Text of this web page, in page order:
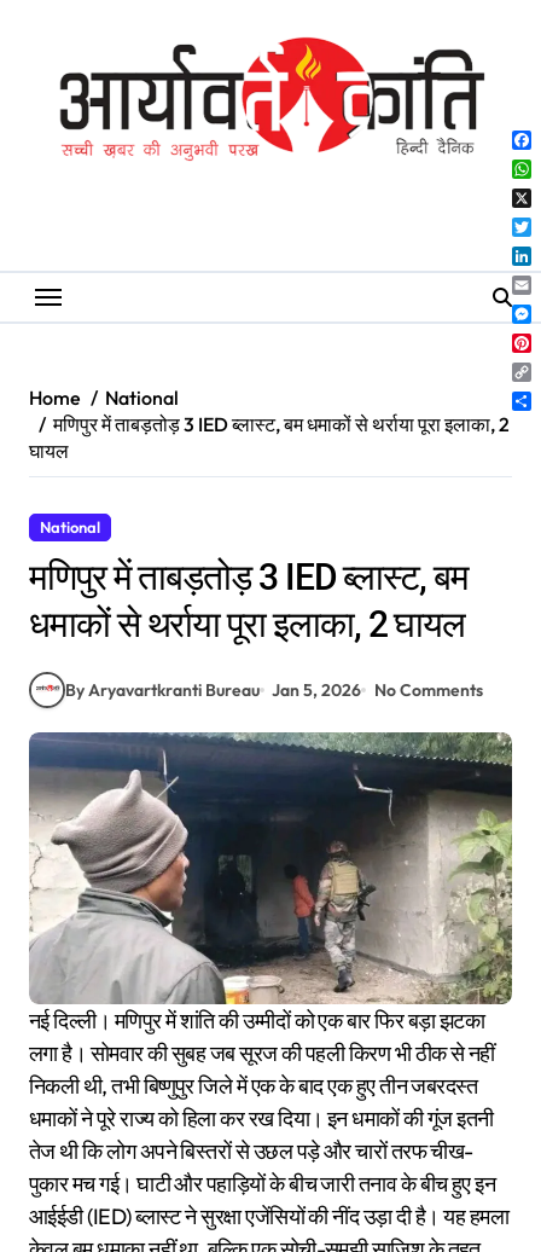
Home
National
मणिपुर में ताबड़तोड़ 3 IED ब्लास्ट, बम धमाकों से थर्राया पूरा इलाका, 2
घायल
National
मणिपुर में ताबड़तोड़ 3 IED ब्लास्ट, बम
धमाकों से थर्राया पूरा इलाका, 2 घायल
By Aryavartkranti Bureau Jan 5, 2026 No Comments
नई दिल्ली। मणिपुर में शांति की उम्मीदों को एक बार फिर बड़ा झटका
लगा है। सोमवार की सुबह जब सूरज की पहली किरण भी ठीक से नहीं
निकली थी, तभी बिष्णुपुर जिले में एक के बाद एक हुए तीन जबरदस्त
धमाकों ने पूरे राज्य को हिला कर रख दिया। इन धमाकों की गूंज इतनी
तेज थी कि लोग अपने बिस्तरों से उछल पड़े और चारों तरफ चीख-
पुकार मच गई। घाटी और पहाड़ियों के बीच जारी तनाव के बीच हुए इन
आईईडी (IED) ब्लास्ट ने सुरक्षा एजेंसियों की नींद उड़ा दी है। यह हमला
X